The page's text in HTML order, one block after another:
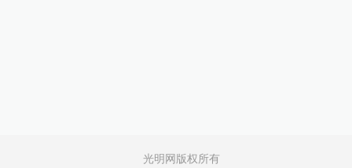
光明网版权所有